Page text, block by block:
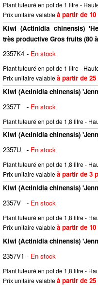
Plant tuteuré en pot de 1 litre -
Prix unitaire valableà partir de
Kiwi (Actinidia chinensis)
très productive Gros fruits (80
2357K4 - En stock
Plant tuteuré en pot de 1 litre -
Prix unitaire valableà partir de
Kiwi (Actinidia chinensis)
2357T
- En stock
Plant tuteuré en pot de 1,8 litre -
Kiwi (Actinidia chinensis)
2357U
- En stock
Plant tuteuré en pot de 1,8 litre -
Prix unitaire valableà partir de 3
Kiwi (Actinidia chinensis)
2357V
- En stock
Plant tuteuré en pot de 1,8 litre -
Prix unitaire valableà partir de
Kiwi (Actinidia chinensis)
2357V1 - En stock
Plant tuteuré en pot de 1,8 litre -
Prix unitaire valableà partir de